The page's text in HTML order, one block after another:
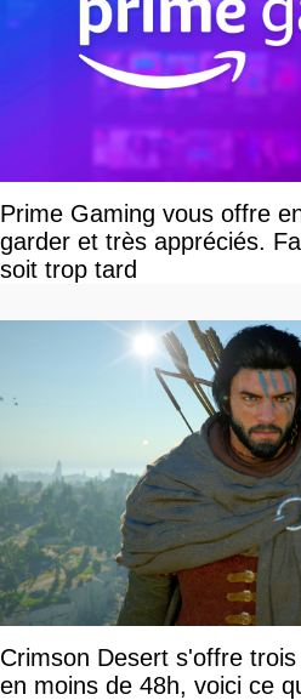
Prime Gaming vous offre
garder et très appréciés.
soit trop tard
Crimson Desert s'offre
en moins de 48h, voici ce